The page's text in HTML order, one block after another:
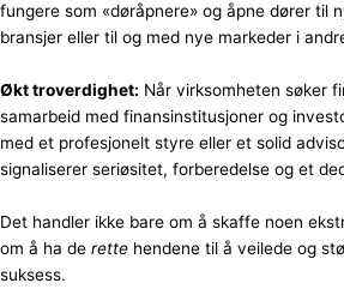
fungere som «døråpnere» og åpne dører til
bransjer eller til og med nye markeder i
Økt troverdighet: Når virksomheten søker
samarbeid med finansinstitusjoner og
med et profesjonelt styre eller et solid
signaliserer seriøsitet, forberedelse og et
Det handler ikke bare om å skaffe noen
om å ha de rette hendene til å veilede og
suksess.